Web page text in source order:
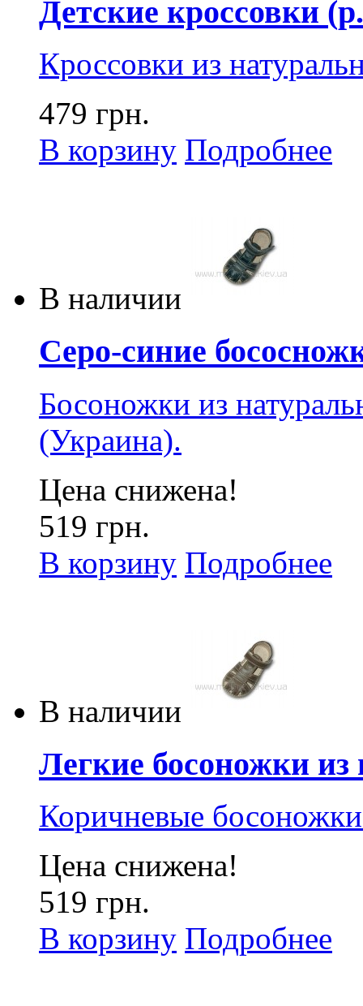
Детские кроссовки
Кроссовки из
479 грн.
В корзину Подробнее
В наличии
Серо-синие
Босоножки из
(Украина).
Цена снижена!
519 грн.
В корзину Подробнее
В наличии
Легкие босоножки из
Коричневые
Цена снижена!
519 грн.
В корзину Подробнее